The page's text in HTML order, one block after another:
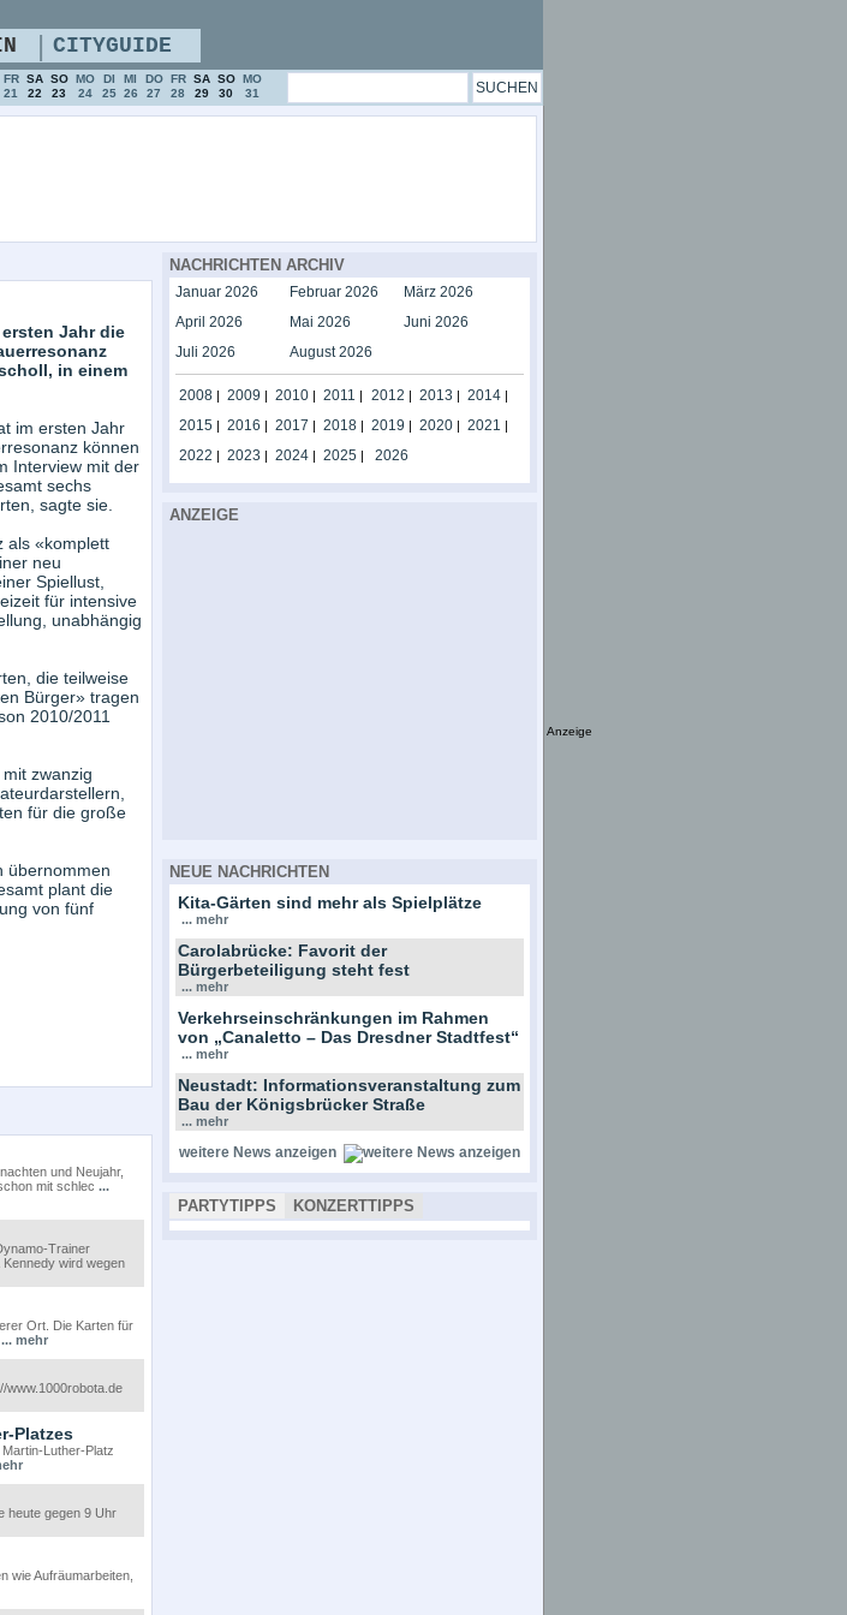
Jahr die
in einem
im ersten Jahr
können
Interview mit der
sechs
sagte sie.
als «komplett
neu
Spiellust,
für intensive
unabhängig
die teilweise
Bürger» tragen
2010/2011
zwanzig
für die große
übernommen
plant die
von fünf
und Neujahr,
mit schlec ...
Trainer
wird wegen
Ort. Die Karten für
... mehr
www.1000robota.de
Platzes
Luther-Platz
heute gegen 9 Uhr
wie Aufräumarbeiten,
NACHRICHTEN ARCHIV
Januar 2026 Februar 2026
März 2026
April 2026
Mai 2026
Juni 2026
Juli 2026
August 2026
2008| 2009 | 2010| 2011 | 2012 | 2013 | 2014|
2015| 2016 | 2017 | 2018| 2019 | 2020| 2021 |
2022 | 2023 | 2024| 2025| 2026
ANZEIGE
NEUE NACHRICHTEN
Kita-Gärten sind mehr als Spielplätze
... mehr
Carolabrücke: Favorit der
Bürgerbeteiligung steht fest
... mehr
Verkehrseinschränkungen im Rahmen
von „Canaletto – Das Dresdner Stadtfest“
... mehr
Neustadt: Informationsveranstaltung zum
Bau der Königsbrücker Straße
... mehr
weitere News anzeigen
PARTYTIPPS KONZERTTIPPS
| CITYGUIDE
FR
21
SA
22
SO
23
MO
24
DI
25
MI
26
DO
27
FR
28
SA
29
SO
30
MO
31
Anzeige